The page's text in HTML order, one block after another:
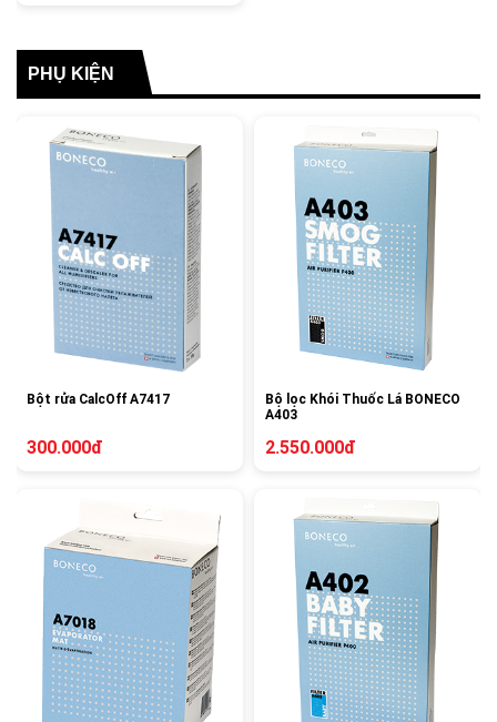
PHỤ KIỆN
Bột rửa CalcOff A7417
300.000đ
Bộ lọc Khói Thuốc Lá BONECO
A403
2.550.000đ